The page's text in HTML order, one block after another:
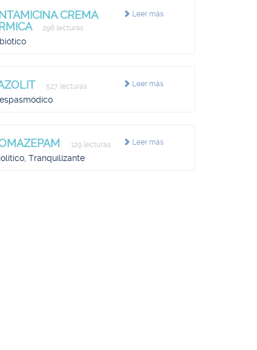
Leer más
CREMA
296 lecturas
Leer más
527 lecturas
Leer más
129 lecturas
Tranquilizante